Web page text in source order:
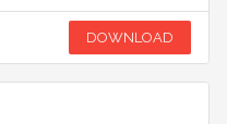
DOWNLOAD